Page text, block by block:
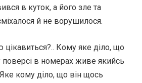
в куток, а його зле та
й не ворушилося.
Кому яке діло, що
поверсі в номерах живе якийсь
кому діло, що він щось